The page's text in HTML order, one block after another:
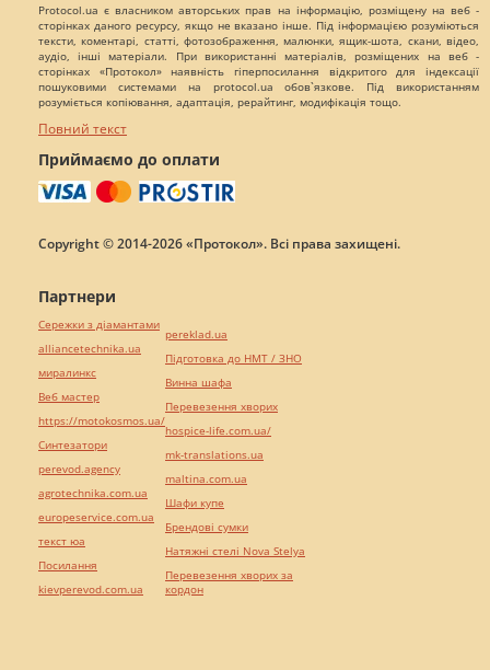
Protocol.ua є власником авторських прав на інформацію, розміщену на веб -
сторінках даного ресурсу, якщо не вказано інше. Під інформацією розуміються
тексти, коментарі, статті, фотозображення, малюнки, ящик-шота, скани, відео,
аудіо, інші матеріали. При використанні матеріалів, розміщених на веб -
сторінках «Протокол» наявність гіперпосилання відкритого для індексації
пошуковими системами на protocol.ua обов`язкове. Під використанням
розуміється копіювання, адаптація, рерайтинг, модифікація тощо.
Повний текст
Приймаємо до оплати
Copyright © 2014-2026 «Протокол». Всі права захищені.
Партнери
Сережки з діамантами
alliancetechnika.ua
миралинкс
Веб мастер
https://motokosmos.ua/
Синтезатори
perevod.agency
agrotechnika.com.ua
europeservice.com.ua
текст юа
Посилання
kievperevod.com.ua
pereklad.ua
Підготовка до НМТ / ЗНО
Винна шафа
Перевезення хворих
hospice-life.com.ua/
mk-translations.ua
maltina.com.ua
Шафи купе
Брендові сумки
Натяжні стелі Nova Stelya
Перевезення хворих за
кордон